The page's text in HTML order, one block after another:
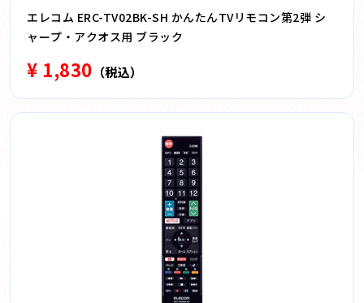
エレコム ERC-TV02BK-SH かんたんTVリモコン第2弾 シ
ャープ・アクオス用 ブラック
¥ 1,830 （税込）